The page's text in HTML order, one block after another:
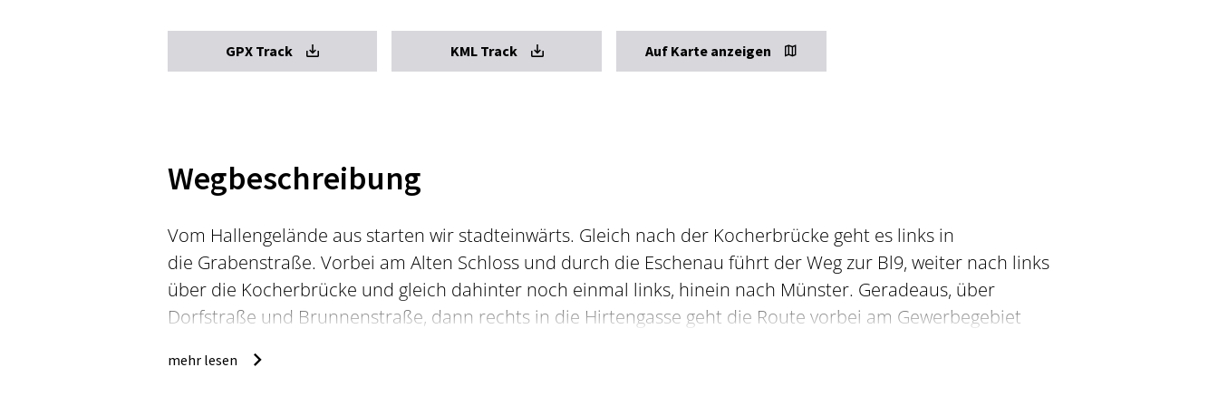
GPX Track KML Track Auf Karte anzeigen
Wegbeschreibung
Vom Hallengelände aus starten wir stadteinwärts. Gleich nach der Kocherbrücke geht es links in
die Grabenstraße. Vorbei am Alten Schloss und durch die Eschenau führt der Weg zur Bl9, weiter nach links
über die Kocherbrücke und gleich dahinter noch einmal links, hinein nach Münster. Geradeaus, über
Dorfstraße und Brunnenstraße, dann rechts in die Hirtengasse geht die Route vorbei am Gewerbegebiet
An der Einmündung links haltend, vorbei am Freibad und den Tennisplätzen steigt die Straße weiter bergan,
mehr lesen